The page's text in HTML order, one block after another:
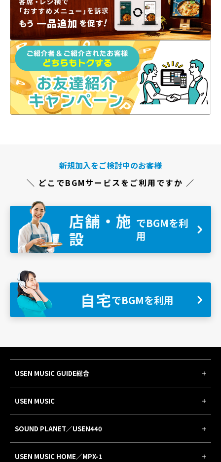
新規加入をご検討中のお客様
＼ どこでBGMサービスをご利用ですか ／
店舗・施
設
でBGMを利
用
自宅でBGMを利用
USEN MUSIC GUIDE総合
USEN MUSIC
SOUND PLANET／USEN440
USEN MUSIC HOME／MPX-1